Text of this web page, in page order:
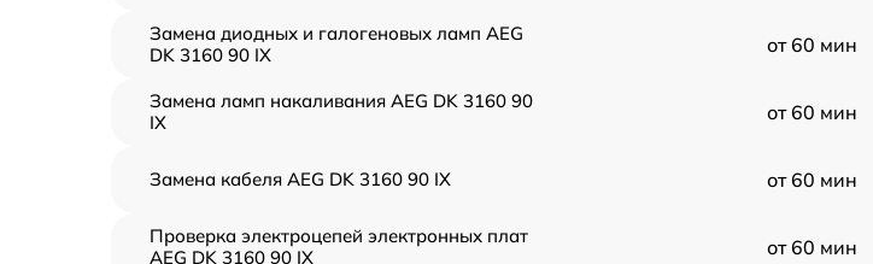
Замена диодных и галогеновых ламп AEG
DK 3160 90 IX
от 60 мин
Замена ламп накаливания AEG DK 3160 90
IX
от 60 мин
Замена кабеля AEG DK 3160 90 IX от 60 мин
Проверка электроцепей электронных плат
AEG DK 3160 90 IX
от 60 мин